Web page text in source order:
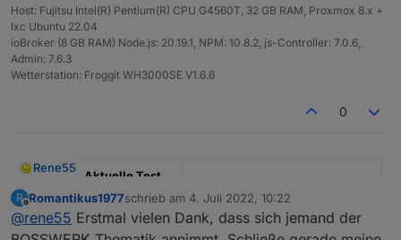
hinzufügen.
Nach der Einrichtung wurden die Datenpunkte
geschrieben. Leider habe ich dann aber nur
@Rene55Vielleicht kannst Du damit etwas
anfangen?
Viele Grüße
Host: Fujitsu Intel(R) Pentium(R) CPU G4560T, 32 GB RAM, Proxmox 8.x +
lxc Ubuntu 22.04
ioBroker (8 GB RAM) Node.js: 20.19.1, NPM: 10.8.2, js-Controller: 7.0.6,
Admin: 7.6.3
Wetterstation: Froggit WH3000SE V1.6.6
0
Rene55
Aktuelle Test
Version
0.5.1
Veröffentlichun
23.06.2022
R
Offline
Romantikus1977schrieb am 4. Juli 2022, 10:22
zuletzt editiert von
@rene55 Erstmal vielen Dank, dass sich jemand der